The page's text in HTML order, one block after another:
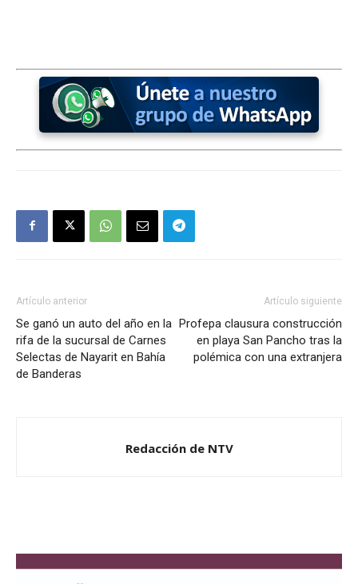
Artículo anterior
Se ganó un auto del año en la
rifa de la sucursal de Carnes
Selectas de Nayarit en Bahía
de Banderas
Artículo siguiente
Profepa clausura construcción
en playa San Pancho tras la
polémica con una extranjera
Redacción de NTV